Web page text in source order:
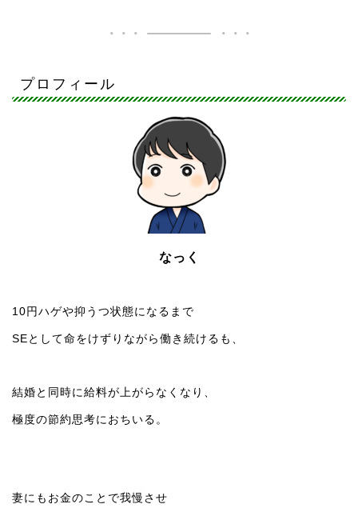
プロフィール
なっく
10円ハゲや抑うつ状態になるまで
SEとして命をけずりながら働き続けるも、
結婚と同時に給料が上がらなくなり、
極度の節約思考におちいる。
妻にもお金のことで我慢させ